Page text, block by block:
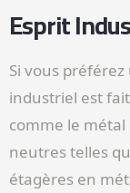
Esprit
Si vous
industriel est
comme le
neutres telles
étagères en